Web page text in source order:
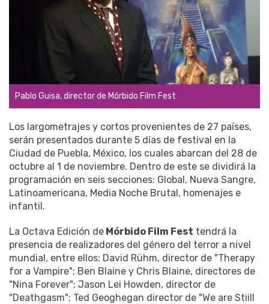
Pablo Guisa, director de Mórbido Film Fest
Los largometrajes y cortos provenientes de 27 países,
serán presentados durante 5 días de festival en la
Ciudad de Puebla, México, los cuales abarcan del 28 de
octubre al 1 de noviembre. Dentro de este se dividirá la
programación en seis secciones: Global, Nueva Sangre,
Latinoamericana, Media Noche Brutal, homenajes e
infantil.
La Octava Edición de Mórbido Film Fest tendrá la
presencia de realizadores del género del terror a nivel
mundial, entre ellos: David Rühm, director de "Therapy
for a Vampire"; Ben Blaine y Chris Blaine, directores de
"Nina Forever"; Jason Lei Howden, director de
"Deathgasm"; Ted Geoghegan director de "We are Stiill